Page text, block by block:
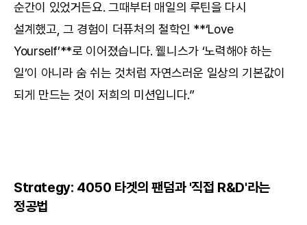
순간이 있었거든요. 그때부터 매일의 루틴을 다시
설계했고, 그 경험이 더퓨처의 철학인 **‘Love
Yourself’**로 이어졌습니다. 웰니스가 ‘노력해야 하는
일’이 아니라 숨 쉬는 것처럼 자연스러운 일상의 기본값이
되게 만드는 것이 저희의 미션입니다.”
Strategy: 4050 타겟의 팬덤과 '직접 R&D'라는
정공법